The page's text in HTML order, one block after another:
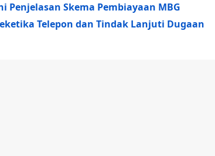
Penjelasan Skema Pembiayaan MBG
Telepon dan Tindak Lanjuti Dugaan